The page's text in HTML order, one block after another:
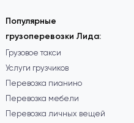
Популярные
грузоперевозки Лида:
Грузовое такси
Услуги грузчиков
Перевозка пианино
Перевозка мебели
Перевозка личных вещей